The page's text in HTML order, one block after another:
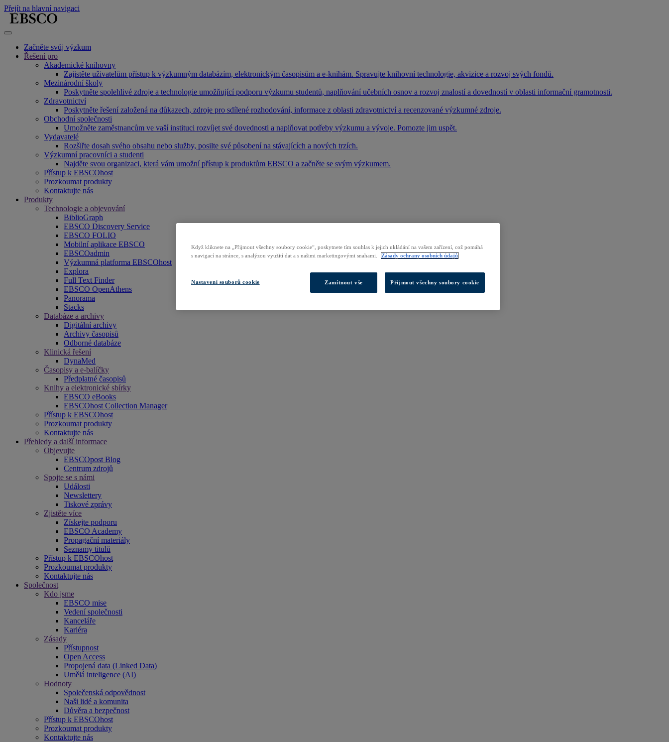
Přejít na hlavní navigaci
Začněte svůj výzkum
Řešení pro
Akademické knihovny
Zajistěte uživatelům přístup k výzkumným databázím, elektronickým časopisům a e-knihám. Spravujte knihovní technologie, akvizice a rozvoj svých fondů.
Mezinárodní školy
Poskytněte spolehlivé zdroje a technologie umožňující podporu výzkumu studentů, naplňování učebních osnov a rozvoj znalostí a dovedností v oblasti informační gramotnosti.
Zdravotnictví
Poskytněte řešení založená na důkazech, zdroje pro sdílené rozhodování, informace z oblasti zdravotnictví a recenzované výzkumné zdroje.
Obchodní společnosti
Umožněte zaměstnancům ve vaší instituci rozvíjet své dovednosti a naplňovat potřeby výzkumu a vývoje. Pomozte jim uspět.
Vydavatelé
Rozšiřte dosah svého obsahu nebo služby, posilte své působení na stávajících a nových trzích.
Výzkumní pracovníci a studenti
Najděte svou organizaci, která vám umožní přístup k produktům EBSCO a začněte se svým výzkumem.
Přístup k EBSCOhost
Prozkoumat produkty
Kontaktujte nás
Produkty
Technologie a objevování
BiblioGraph
EBSCO Discovery Service
EBSCO FOLIO
Mobilní aplikace EBSCO
EBSCOadmin
Výzkumná platforma EBSCOhost
Explora
Full Text Finder
EBSCO OpenAthens
Panorama
Stacks
Databáze a archivy
Digitální archivy
Archivy časopisů
Odborné databáze
Klinická řešení
DynaMed
Časopisy a e-balíčky
Předplatné časopisů
Knihy a elektronické sbírky
EBSCO eBooks
EBSCOhost Collection Manager
Přístup k EBSCOhost
Prozkoumat produkty
Kontaktujte nás
Přehledy a další informace
Objevujte
EBSCOpost Blog
Centrum zdrojů
Spojte se s námi
Události
Newslettery
Tiskové zprávy
Zjistěte více
Získejte podporu
EBSCO Academy
Propagační materiály
Seznamy titulů
Přístup k EBSCOhost
Prozkoumat produkty
Kontaktujte nás
Společnost
Kdo jsme
EBSCO mise
Vedení společnosti
Kanceláře
Kariéra
Zásady
Přístupnost
Open Access
Propojená data (Linked Data)
Umělá inteligence (AI)
Hodnoty
Společenská odpovědnost
Naši lidé a komunita
Důvěra a bezpečnost
Přístup k EBSCOhost
Prozkoumat produkty
Kontaktujte nás
Když kliknete na „Přijmout všechny soubory cookie“, poskytnete tím souhlas k jejich ukládání na vašem zařízení, což pomáhá
s navigací na stránce, s analýzou využití dat a s našimi marketingovými snahami.
Zásady ochrany osobních údajů
Nastavení souborů cookie Zamítnout vše Přijmout všechny soubory cookie